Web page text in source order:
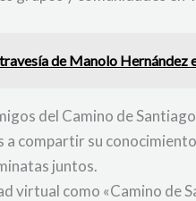
de Manolo Hernández
del Camino de
a compartir su
juntos.
virtual como «Camino de